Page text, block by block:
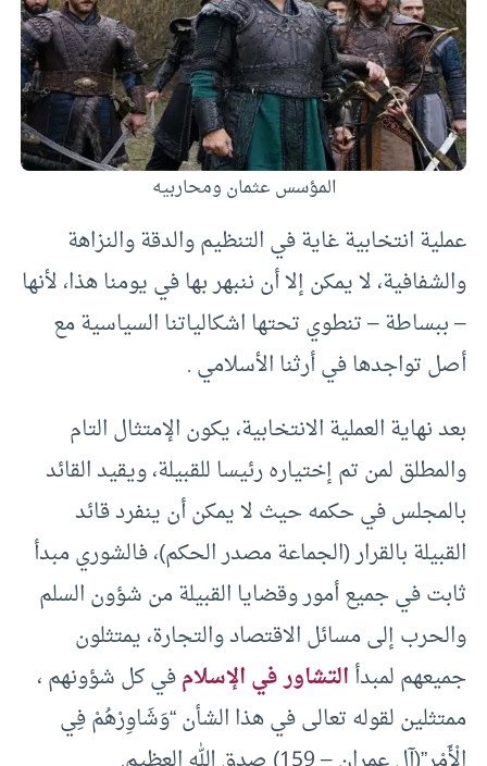
المؤسس عثمان ومحاربيه
عملية انتخابية غاية في التنظيم والدقة والنزاهة
والشفافية، لا يمكن إلا أن ننبهر بها في يومنا هذا، لأنها
– ببساطة – تنطوي تحتها اشكالياتنا السياسية مع
أصل تواجدها في أرثنا الأسلامي .
بعد نهاية العملية الانتخابية، يكون الإمتثال التام
والمطلق لمن تم إختياره رئيسا للقبيلة، ويقيد القائد
بالمجلس في حكمه حيث لا يمكن أن ينفرد قائد
القبيلة بالقرار (الجماعة مصدر الحكم)، فالشوري مبدأ
ثابت في جميع أمور وقضايا القبيلة من شؤون السلم
والحرب إلى مسائل الاقتصاد والتجارة، يمتثلون
جميعهم لمبدأالتشاور في الإسلامفي كل شؤونهم ،
ممتثلين لقوله تعالى في هذا الشأن “وَشَاوِرْهُمْ فِي